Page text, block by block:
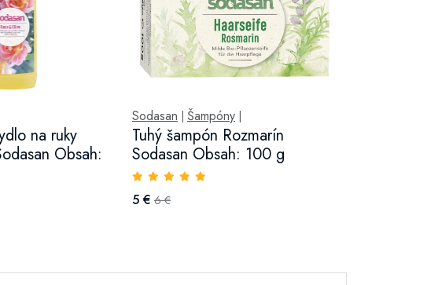
na ruky
Obsah:
Sodasan Šampóny|
Tuhý šampón Rozmarín
Sodasan Obsah: 100 g
5 € 6 €